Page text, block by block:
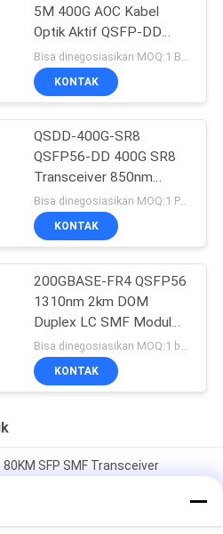
5M 400G AOC Kabel
Optik Aktif QSFP-DD
Disesuaikan
KONTAK
QSDD-400G-SR8
QSFP56-DD 400G SR8
Transceiver 850nm
150M MPT/MPO-16
DOM
Bisa dinegosiasikan MOQ:1 PCS
KONTAK
200GBASE-FR4 QSFP56
1310nm 2km DOM
Duplex LC SMF Modul
Transceiver Optik
Bisa dinegosiasikan MOQ:1 buah
KONTAK
SFP SMF Transceiver
Transceiver Hot Pluggable